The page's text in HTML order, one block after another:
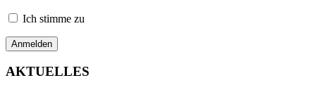
Ich stimme zu
AKTUELLES